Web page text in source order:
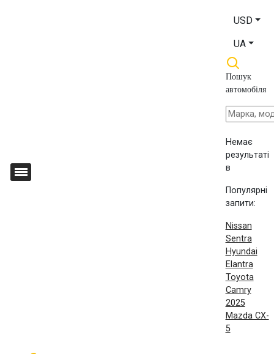
USD
UA
Пошук
автомобіля
Немає
результаті
в
Популярні
запити:
Nissan
Sentra
Hyundai
Elantra
Toyota
Camry
2025
Mazda CX-
5